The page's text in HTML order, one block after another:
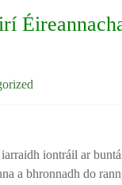
iontráil ar
a bhronnadh do